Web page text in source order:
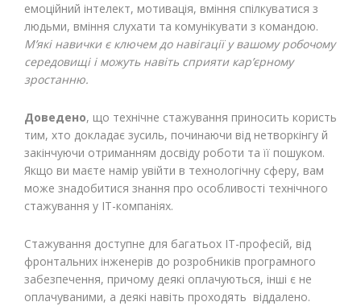
емоційний інтелект, мотивація, вміння спілкуватися з
людьми, вміння слухати та комунікувати з командою.
М’які навички є ключем до навігації у вашому робочому
середовищі і можуть навіть сприяти кар’єрному
зростанню.
Доведено, що технічне стажування приносить користь
тим, хто докладає зусиль, починаючи від нетворкінгу й
закінчуючи отриманням досвіду роботи та її пошуком.
Якщо ви маєте намір увійти в технологічну сферу, вам
може знадобитися знання про особливості технічного
стажування у ІТ-компаніях.
Стажування доступне для багатьох ІТ-професій, від
фронтальних інженерів до розробників програмного
забезпечення, причому деякі оплачуються, інші є не
оплачуваними, а деякі навіть проходять віддалено.